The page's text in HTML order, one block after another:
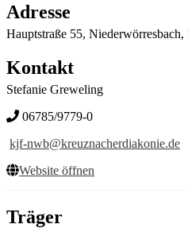
Adresse
Hauptstraße 55, Niederwörresbach,
Kontakt
Stefanie Greweling
06785/9779-0
kjf-nwb@kreuznacherdiakonie.de
Website öffnen
Träger